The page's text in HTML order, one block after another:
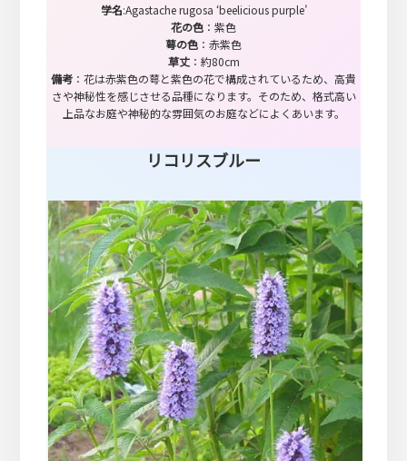
学名:Agastache rugosa ‘beelicious purple’
花の色 ：紫色
萼の色 ：赤紫色
草丈：約80cm
備考 ：花は赤紫色の萼と紫色の花で構成されているため、高貴
さや神秘性を感じさせる品種になります。そのため、格式高い
上品なお庭や神秘的な雰囲気のお庭などによくあいます。
リコリスブルー